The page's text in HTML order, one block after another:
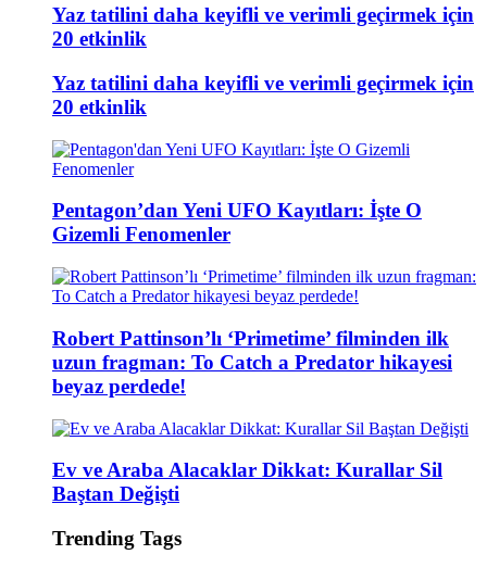
Yaz tatilini daha keyifli ve verimli geçirmek için
20 etkinlik
Yaz tatilini daha keyifli ve verimli geçirmek için
20 etkinlik
Pentagon’dan Yeni UFO Kayıtları: İşte O
Gizemli Fenomenler
Robert Pattinson’lı ‘Primetime’ filminden ilk
uzun fragman: To Catch a Predator hikayesi
beyaz perdede!
Ev ve Araba Alacaklar Dikkat: Kurallar Sil
Baştan Değişti
Trending Tags